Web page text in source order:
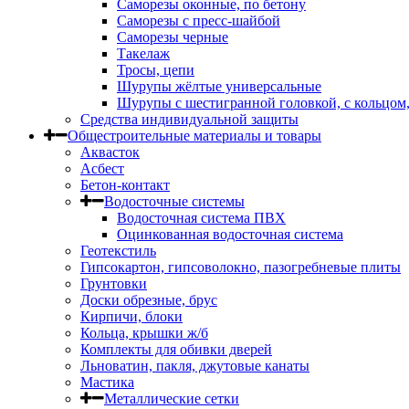
Саморезы оконные, по бетону
Саморезы с пресс-шайбой
Саморезы черные
Такелаж
Тросы, цепи
Шурупы жёлтые универсальные
Шурупы с шестигранной головкой, с
Средства индивидуальной защиты
Общестроительные материалы и товары
Аквасток
Асбест
Бетон-контакт
Водосточные системы
Водосточная система ПВХ
Оцинкованная водосточная система
Геотекстиль
Гипсокартон, гипсоволокно, пазогребневые плиты
Грунтовки
Доски обрезные, брус
Кирпичи, блоки
Кольца, крышки ж/б
Комплекты для обивки дверей
Льноватин, пакля, джутовые канаты
Мастика
Металлические сетки